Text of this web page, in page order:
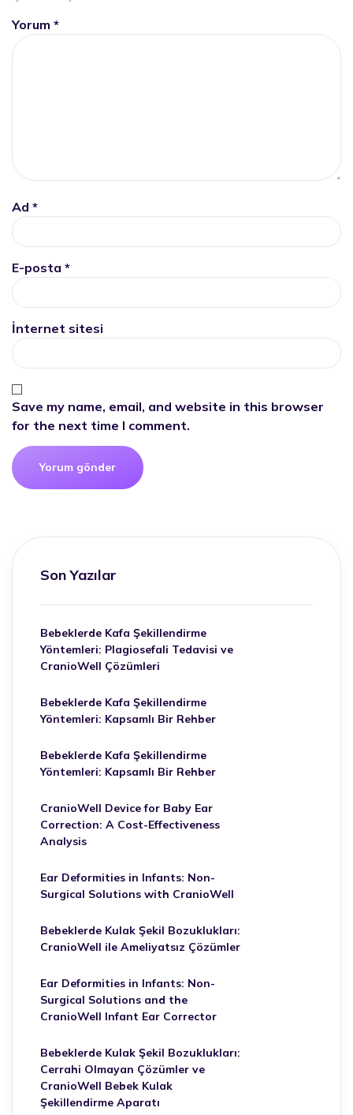
Son Yazılar
Bebeklerde Kafa Şekillendirme
Yöntemleri: Plagiosefali Tedavisi ve
CranioWell Çözümleri
Bebeklerde Kafa Şekillendirme
Yöntemleri: Kapsamlı Bir Rehber
Bebeklerde Kafa Şekillendirme
Yöntemleri: Kapsamlı Bir Rehber
CranioWell Device for Baby Ear
Correction: A Cost-Effectiveness
Analysis
Ear Deformities in Infants: Non-
Surgical Solutions with CranioWell
Bebeklerde Kulak Şekil Bozuklukları:
CranioWell ile Ameliyatsız Çözümler
Ear Deformities in Infants: Non-
Surgical Solutions and the
CranioWell Infant Ear Corrector
Bebeklerde Kulak Şekil Bozuklukları:
Cerrahi Olmayan Çözümler ve
CranioWell Bebek Kulak
Şekillendirme Aparatı
Yorum *
Ad *
E-posta *
İnternet sitesi
Save my name, email, and website in this browser
for the next time I comment.